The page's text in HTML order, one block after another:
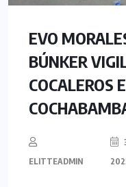
EVO
BÚNKER
COCALEROS
ELITTEADMIN